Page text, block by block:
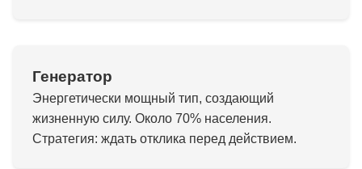
Генератор
Энергетически мощный тип, создающий
жизненную силу. Около 70% населения.
Стратегия: ждать отклика перед действием.